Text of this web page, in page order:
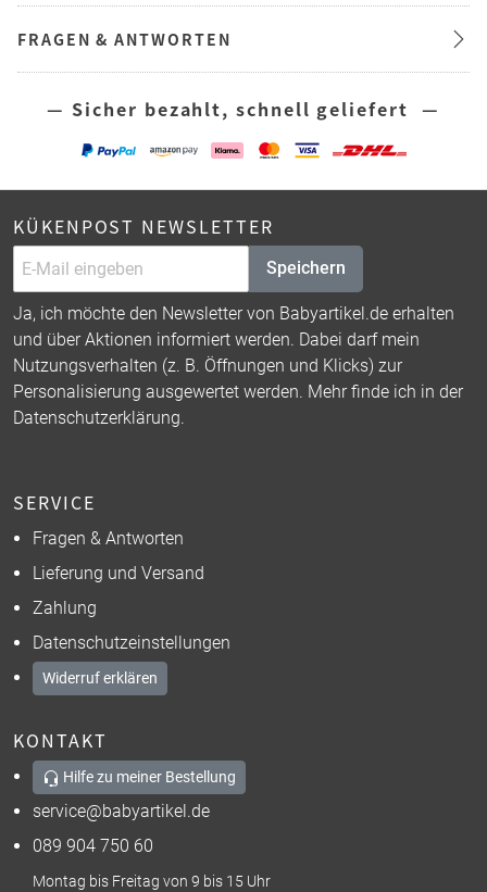
FRAGEN & ANTWORTEN
— Sicher bezahlt, schnell geliefert —
KÜKENPOST NEWSLETTER
Speichern
Ja, ich möchte den Newsletter von Babyartikel.de erhalten
und über Aktionen informiert werden. Dabei darf mein
Nutzungsverhalten (z. B. Öffnungen und Klicks) zur
Personalisierung ausgewertet werden. Mehr finde ich in der
Datenschutzerklärung.
SERVICE
Fragen & Antworten
Lieferung und Versand
Zahlung
Datenschutzeinstellungen
Widerruf erklären
KONTAKT
Hilfe zu meiner Bestellung
service@babyartikel.de
089 904 750 60
Montag bis Freitag von 9 bis 15 Uhr